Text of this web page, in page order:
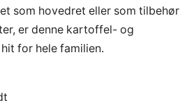
som hovedret eller som tilbehør
er denne kartoffel- og
for hele familien.